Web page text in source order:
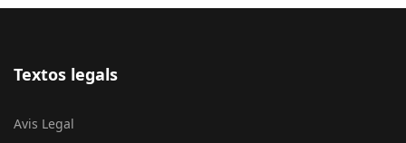
Textos legals
Avis Legal